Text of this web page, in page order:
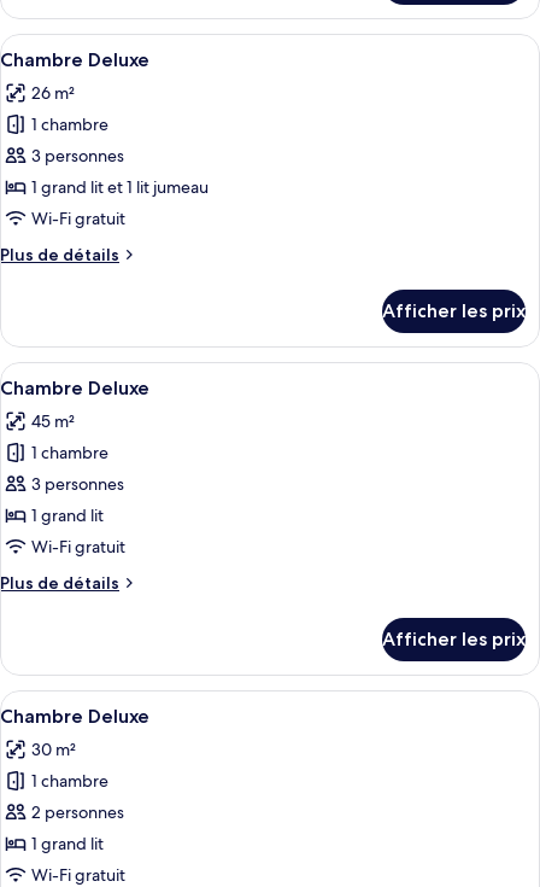
Chambre
Deluxe
Afficher
toutes
les
photos
pour
ce
type
chambre :
Chambre Deluxe | Minibar, coffre-
1
Chambre Deluxe
26 m²
1 chambre
3 personnes
1 grand lit et 1 lit jumeau
Wi-Fi gratuit
Plus de détails
Plus
Chambre
Deluxe
Afficher les prix
Afficher
toutes
les
photos
pour
ce
type
chambre :
Une chambre d’hôtel moderne
1
Chambre Deluxe
45 m²
1 chambre
3 personnes
1 grand lit
Wi-Fi gratuit
Plus de détails
Plus
Chambre
Deluxe
Afficher les prix
Afficher
toutes
les
photos
pour
ce
type
Chambre Deluxe | Minibar, coffre-
1
Chambre Deluxe
30 m²
1 chambre
2 personnes
1 grand lit
Wi-Fi gratuit